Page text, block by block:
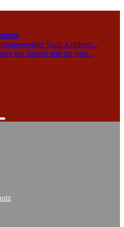
Stadt Koblenz...
des Innern und für Spo...